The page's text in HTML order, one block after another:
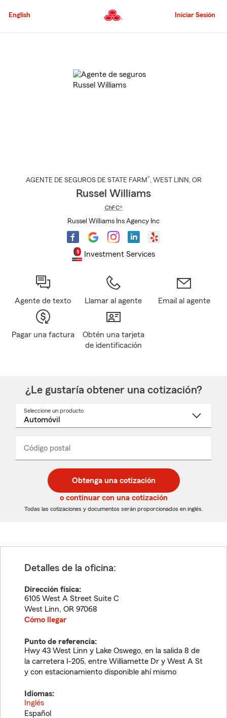
al
principal
English Iniciar Sesión
AGENTE DE SEGUROS DE STATE FARM®, WEST LINN , OR
Russel Williams
ChFC®
Russel Williams Ins Agency Inc
Investment Services
Agente de texto Llamar al agente Email al agente
Pagar una factura
Obtén una tarjeta
de identificación
¿Le gustaría obtener una cotización?
Seleccione un producto
desplegable
Código postal
de
5
dígitos
de
5
dígitos
_____
Obtenga una cotización
o continuar con una cotización
Todas las cotizaciones y documentos serán proporcionados en inglés.
Detalles de la oficina:
Dirección física:
6105 West A Street Suite C
West Linn, OR 97068
Cómo llegar
Punto de referencia:
Hwy 43 West Linn y Lake Oswego, en la salida 8 de
la carretera I-205, entre Williamette Dr y West A St
y con estacionamiento disponible ahí mismo
Idiomas:
Inglés
Español